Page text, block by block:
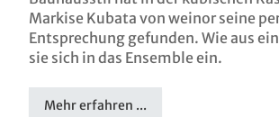
Markise Kubata von weinor seine
Entsprechung gefunden. Wie aus
sie sich in das Ensemble ein.
Mehr erfahren ...